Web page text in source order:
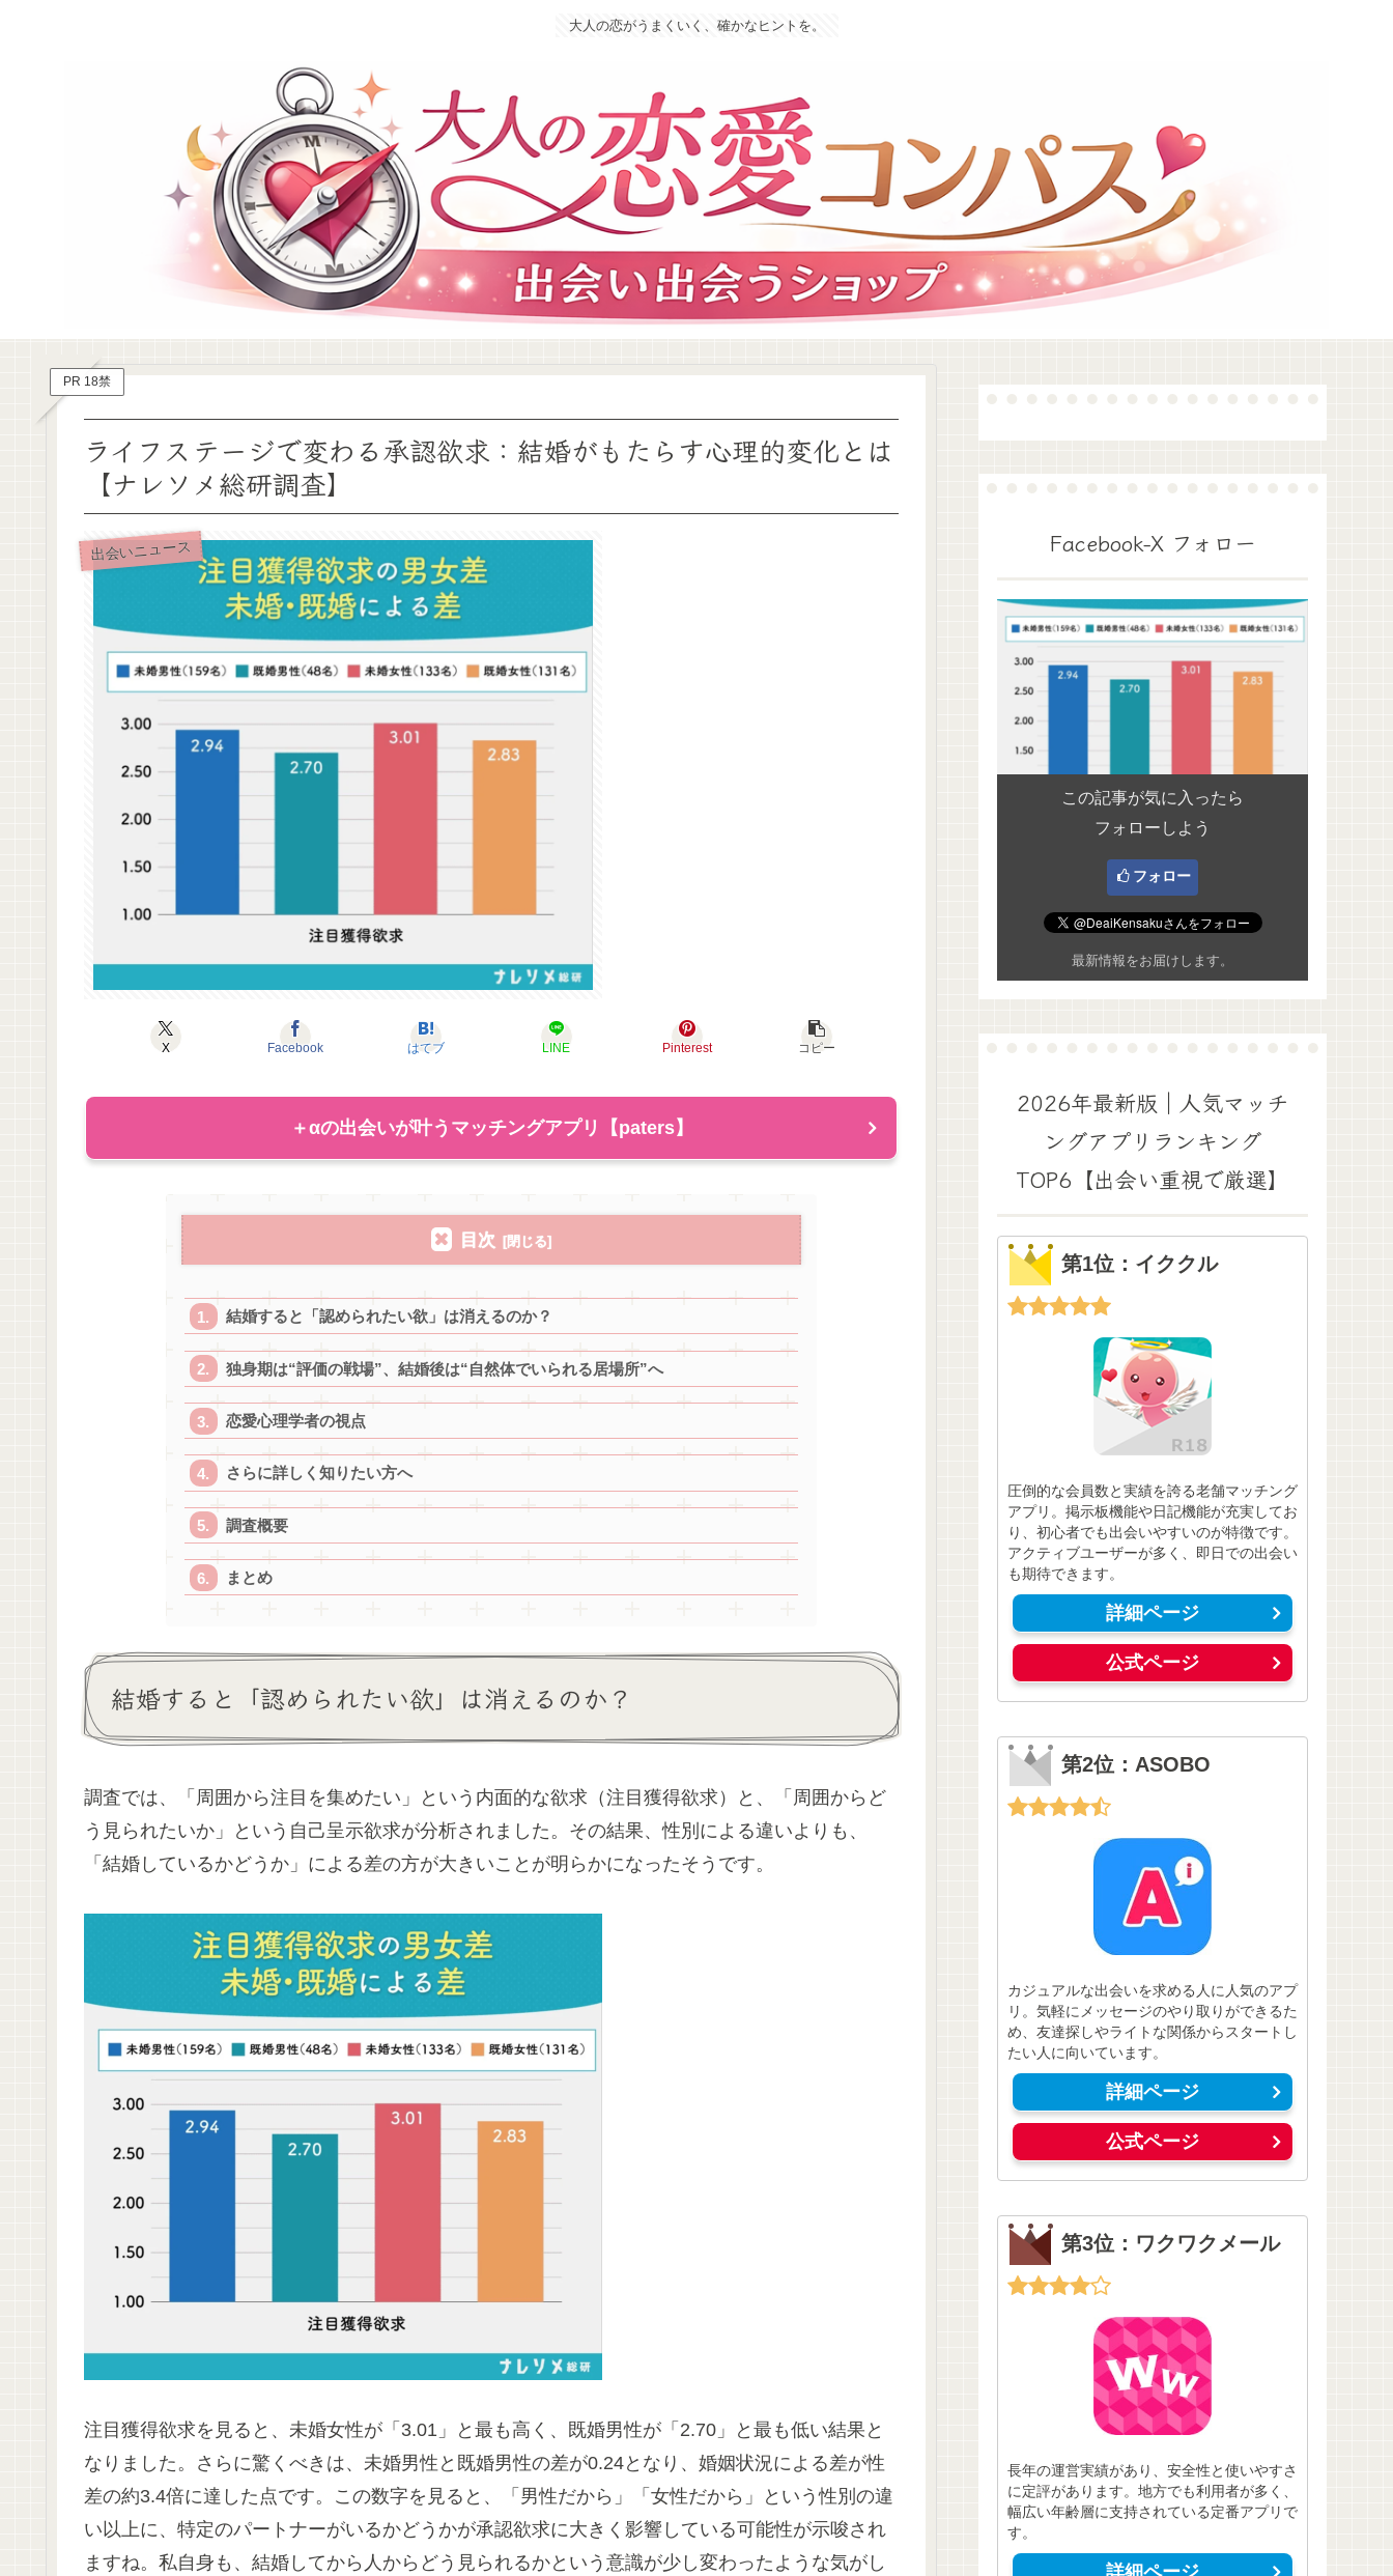
大人の恋がうまくいく、確かなヒントを。
PR 18禁
ライフステージで変わる承認欲求：結婚がもたらす心理的変化とは
【ナレソメ総研調査】
出会いニュース
X Facebook はてブ LINE Pinterest コピー
＋αの出会いが叶うマッチングアプリ【paters】
目次
結婚すると「認められたい欲」は消えるのか？
独身期は“評価の戦場”、結婚後は“自然体でいられる居場所”へ
恋愛心理学者の視点
さらに詳しく知りたい方へ
調査概要
まとめ
結婚すると「認められたい欲」は消えるのか？
調査では、「周囲から注目を集めたい」という内面的な欲求（注目獲得欲求）と、「周囲からど
う見られたいか」という自己呈示欲求が分析されました。その結果、性別による違いよりも、
「結婚しているかどうか」による差の方が大きいことが明らかになったそうです。
注目獲得欲求を見ると、未婚女性が「3.01」と最も高く、既婚男性が「2.70」と最も低い結果と
なりました。さらに驚くべきは、未婚男性と既婚男性の差が0.24となり、婚姻状況による差が性
差の約3.4倍に達した点です。この数字を見ると、「男性だから」「女性だから」という性別の違
い以上に、特定のパートナーがいるかどうかが承認欲求に大きく影響している可能性が示唆され
ますね。私自身も、結婚してから人からどう見られるかという意識が少し変わったような気がし
Facebook-X フォロー
この記事が気に入ったら
フォローしよう
フォロー
最新情報をお届けします。
2026年最新版｜人気マッチ
ングアプリランキング
TOP6【出会い重視で厳選】
第1位：イククル
圧倒的な会員数と実績を誇る老舗マッチング
アプリ。掲示板機能や日記機能が充実してお
り、初心者でも出会いやすいのが特徴です。
アクティブユーザーが多く、即日での出会い
も期待できます。
詳細ページ
公式ページ
第2位：ASOBO
カジュアルな出会いを求める人に人気のアプ
リ。気軽にメッセージのやり取りができるた
め、友達探しやライトな関係からスタートし
たい人に向いています。
詳細ページ
公式ページ
第3位：ワクワクメール
長年の運営実績があり、安全性と使いやすさ
に定評があります。地方でも利用者が多く、
幅広い年齢層に支持されている定番アプリで
す。